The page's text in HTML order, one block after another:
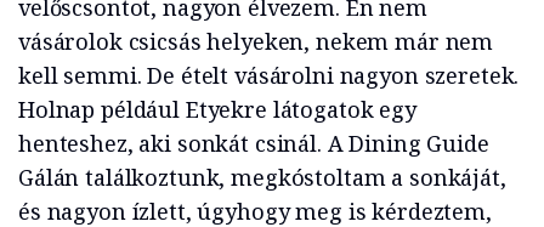
velőscsontot, nagyon élvezem. Én nem
vásárolok csicsás helyeken, nekem már nem
kell semmi. De ételt vásárolni nagyon szeretek.
Holnap például Etyekre látogatok egy
henteshez, aki sonkát csinál. A Dining Guide
Gálán találkoztunk, megkóstoltam a sonkáját,
és nagyon ízlett, úgyhogy meg is kérdeztem,